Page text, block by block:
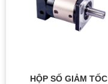
HỘP SỐ GIẢM TỐC